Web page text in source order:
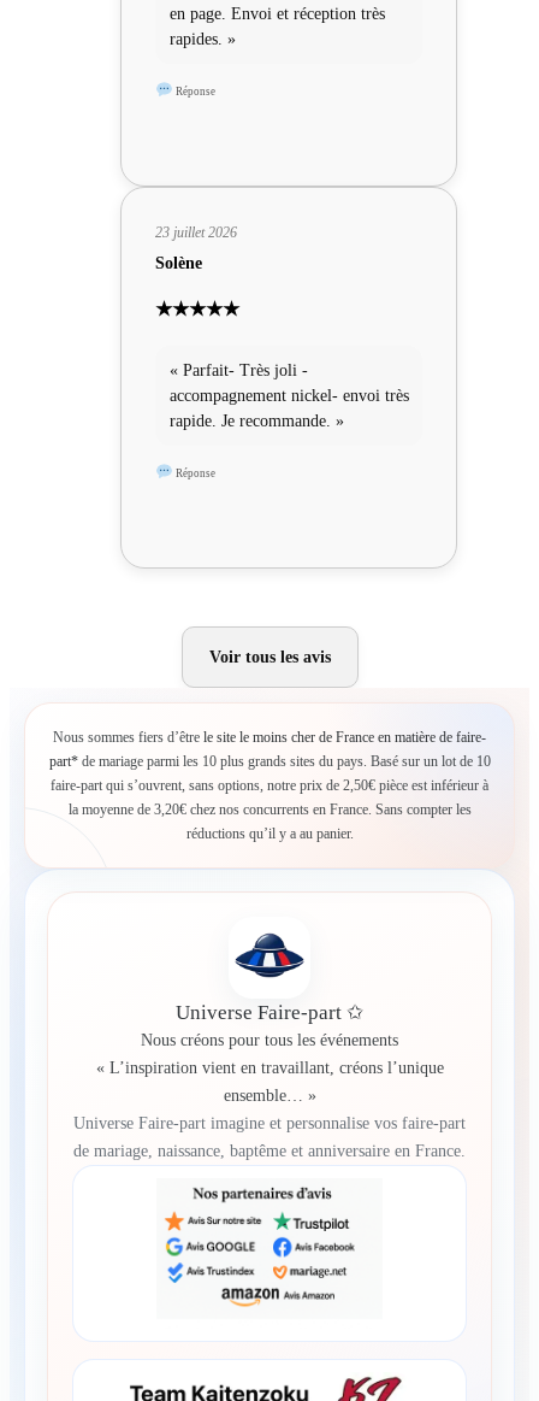
en page. Envoi et réception très
rapides. »
Réponse
23 juillet 2026
Solène
★★★★★
« Parfait- Très joli -
accompagnement nickel- envoi très
rapide. Je recommande. »
Réponse
Voir tous les avis
Nous sommes fiers d’être le site le moins cher de France en matière de faire-
part*de mariage parmi les 10 plus grands sites du pays. Basé sur un lot de 10
faire-part qui s’ouvrent, sans options, notre prix de 2,50€ pièce est inférieur à
la moyenne de 3,20€ chez nos concurrents en France. Sans compter les
réductions qu’il y a au panier.
Universe Faire-part ✩
Nous créons pour tous les événements
« L’inspiration vient en travaillant, créons l’unique
ensemble… »
Universe Faire-part imagine et personnalise vos faire-part
de mariage, naissance, baptême et anniversaire en France.